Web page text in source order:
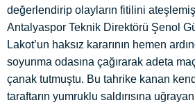
değerlendirip olayların fitilini
Antalyaspor Teknik Direktörü Şenol
Lakot’un haksız kararının hemen
soyunma odasına çağırarak adeta
çanak tutmuştu. Bu tahrike kanan
taraftarın yumruklu saldırısına